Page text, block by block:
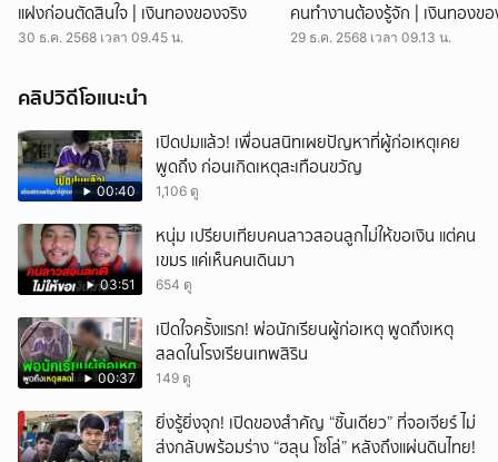
เนื่อง โดยเฉพาะบริเวณยอดดอยต่ำกว่า 10 องศาเซลเซียส เชิญชมความงาม
กระโถนพระราม จ.เพชรบุรี ที่ จังหวัดเพชรบุรี ไปชมความงามของกระโถน
ดอกจำพวกกาฝากหรือพืชเบียนในสกุลกระโถนฤๅษี ออกดอกผลิบาน
สวยงามเต็มป่าแก่งกระจาน ตั้งแต่ช่วงเส้นทางศึกษาธรรมชาติวานิลา-บ้าน
กร่าง จนถึงเส้นทางเขาพะเนินทุ่ง อุทยานแห่งชาติแก่งกระจาน เชิญชวนมา
ท่องเที่ยวอุทยานแห่งชาติแก่งกระจาน ชื่นชมกระโถนพระราม ที่ช่วงนี้ดอก
บานสะพรั่ง กดติดตามช่อง CH7HD News ได้ที่ :
https://cutt.ly/YTch7hdnews ติดตามข่าวสารเพิ่มเติมได้ที่
https://news.ch7.com #สนามข่าวเสาร์อาทิตย์ #ข่าวช่อง7
#CH7HDNEWS ติดตาม CH7HD News และ TERO Digital ได้ที่ :
https://linktr.ee/ch7hdnews_tero
แฝงก่อนตัดสินใจ | เงินทองของจริง
30 ธ.ค. 2568 เวลา 09.45 น.
คนทำงานต้องรู้จัก | เงินทองขอ
29 ธ.ค. 2568 เวลา 09.13 น.
คลิปวิดีโอแนะนำ
00:40
เปิดปมแล้ว! เพื่อนสนิทเผยปัญหาที่ผู้ก่อเหตุเคย
พูดถึง ก่อนเกิดเหตุสะเทือนขวัญ
1,106 ดู
03:51
หนุ่ม เปรียบเทียบคนลาวสอนลูกไม่ให้ขอเงิน แต่คน
เขมร แค่เห็นคนเดินมา
654 ดู
00:37
เปิดใจครั้งแรก! พ่อนักเรียนผู้ก่อเหตุ พูดถึงเหตุ
สลดในโรงเรียนเทพสิริน
149 ดู
ยิ่งรู้ยิ่งจุก! เปิดของสำคัญ “ชิ้นเดียว” ที่จอเจียร์ ไม่
ส่งกลับพร้อมร่าง “ฮลุน โซโล่” หลังถึงแผ่นดินไทย!